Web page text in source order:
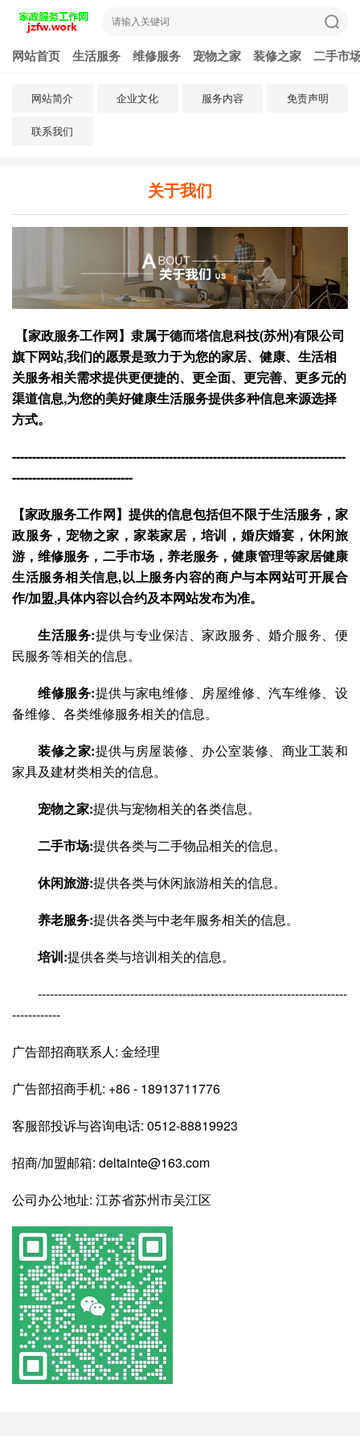
网站首页 生活服务 维修服务 宠物之家 装修之家 二手市
网站简介 企业文化 服务内容 免责声明
联系我们
关于我们
【家政服务工作网】隶属于德而塔信息科技(苏州)有限公司
旗下网站,我们的愿景是致力于为您的家居、健康、生活相
关服务相关需求提供更便捷的、更全面、更完善、更多元的
渠道信息,为您的美好健康生活服务提供多种信息来源选择
方式。
-----------------------------------------------------------------------------------
------------------------------
【家政服务工作网】提供的信息包括但不限于生活服务，家
政服务，宠物之家，家装家居，培训，婚庆婚宴，休闲旅
游，维修服务，二手市场，养老服务，健康管理等家居健康
生活服务相关信息,以上服务内容的商户与本网站可开展合
作/加盟,具体内容以合约及本网站发布为准。
生活服务:提供与专业保洁、家政服务、婚介服务、便
民服务等相关的信息。
维修服务:提供与家电维修、房屋维修、汽车维修、设
备维修、各类维修服务相关的信息。
装修之家:提供与房屋装修、办公室装修、商业工装和
家具及建材类相关的信息。
宠物之家:提供与宠物相关的各类信息。
二手市场:提供各类与二手物品相关的信息。
休闲旅游:提供各类与休闲旅游相关的信息。
养老服务:提供各类与中老年服务相关的信息。
培训:提供各类与培训相关的信息。
-----------------------------------------------------------------------------
------------
广告部招商联系人: 金经理
广告部招商手机: +86 - 18913711776
客服部投诉与咨询电话: 0512-88819923
招商/加盟邮箱: deltainte@163.com
公司办公地址: 江苏省苏州市吴江区